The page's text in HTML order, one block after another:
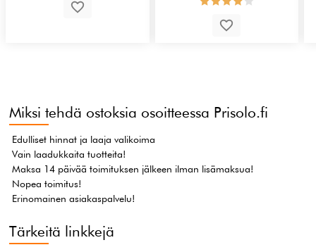
Miksi tehdä ostoksia osoitteessa Prisolo.fi
Edulliset hinnat ja laaja valikoima
Vain laadukkaita tuotteita!
Maksa 14 päivää toimituksen jälkeen ilman lisämaksua!
Nopea toimitus!
Erinomainen asiakaspalvelu!
Tärkeitä linkkejä